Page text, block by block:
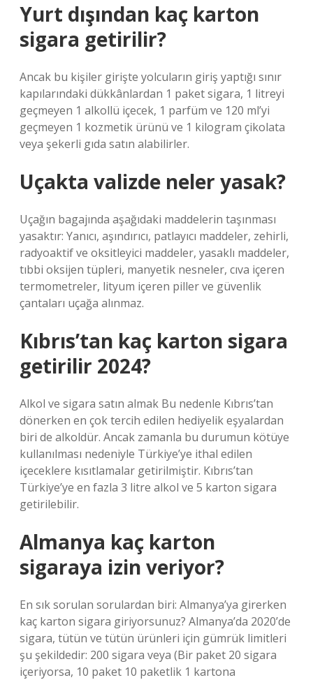
Yurt dışından kaç karton
sigara getirilir?
Ancak bu kişiler girişte yolcuların giriş yaptığı sınır
kapılarındaki dükkânlardan 1 paket sigara, 1 litreyi
geçmeyen 1 alkollü içecek, 1 parfüm ve 120 ml’yi
geçmeyen 1 kozmetik ürünü ve 1 kilogram çikolata
veya şekerli gıda satın alabilirler.
Uçakta valizde neler yasak?
Uçağın bagajında ​​aşağıdaki maddelerin taşınması
yasaktır: Yanıcı, aşındırıcı, patlayıcı maddeler, zehirli,
radyoaktif ve oksitleyici maddeler, yasaklı maddeler,
tıbbi oksijen tüpleri, manyetik nesneler, cıva içeren
termometreler, lityum içeren piller ve güvenlik
çantaları uçağa alınmaz.
Kıbrıs’tan kaç karton sigara
getirilir 2024?
Alkol ve sigara satın almak Bu nedenle Kıbrıs’tan
dönerken en çok tercih edilen hediyelik eşyalardan
biri de alkoldür. Ancak zamanla bu durumun kötüye
kullanılması nedeniyle Türkiye’ye ithal edilen
içeceklere kısıtlamalar getirilmiştir. Kıbrıs’tan
Türkiye’ye en fazla 3 litre alkol ve 5 karton sigara
getirilebilir.
Almanya kaç karton
sigaraya izin veriyor?
En sık sorulan sorulardan biri: Almanya’ya girerken
kaç karton sigara giriyorsunuz? Almanya’da 2020’de
sigara, tütün ve tütün ürünleri için gümrük limitleri
şu şekildedir: 200 sigara veya (Bir paket 20 sigara
içeriyorsa, 10 paket 10 paketlik 1 kartona